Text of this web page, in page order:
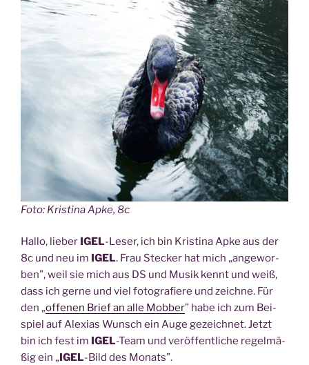
Foto: Kris­ti­na Apke, 8c
Hal­lo, lie­ber IGEL-Leser, ich bin Kris­ti­na Apke aus der
8c und neu im IGEL. Frau Ste­cker hat mich „ange­wor­
ben”, weil sie mich aus DS und Musik kennt und weiß,
dass ich ger­ne und viel foto­gra­fie­re und zeich­ne. Für
den „offe­nen Brief an alle Mob­ber” habe ich zum Bei­
spiel auf Ale­xi­as Wunsch ein Auge gezeich­net. Jetzt
bin ich fest im IGEL-Team und ver­öf­fent­li­che regel­mä­
ßig ein „IGEL-Bild des Monats”.